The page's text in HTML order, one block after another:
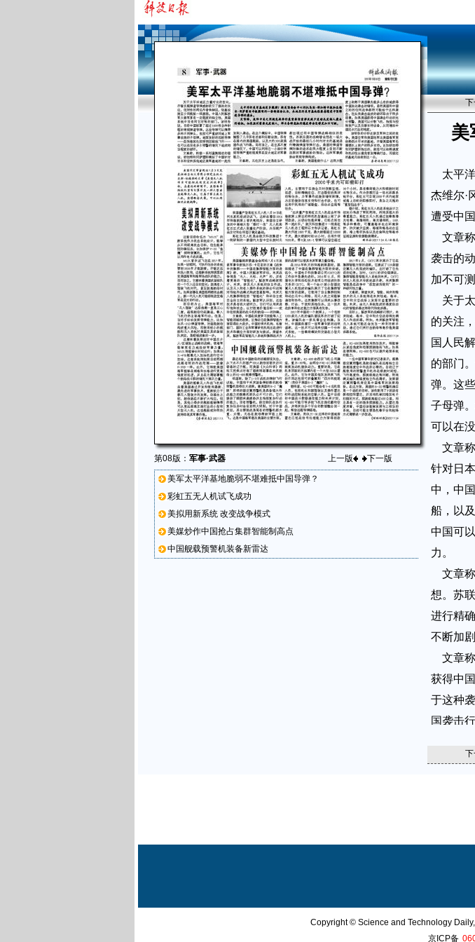
第08版： 军事·武器 上一版 下一版
美军太平洋基地脆弱不堪难抵中国导弹？
彩虹五无人机试飞成功
美拟用新系统 改变战争模式
美媒炒作中国抢占集群智能制高点
中国舰载预警机装备新雷达
美
太平洋
杰维尔·
遭受中
文章称
袭击的
加不可测
关于太
的关注
国人民
的部门
弹。这
子母弹
可以在
文章称
针对日
中，中
船，以
中国可
力。
文章称
想。苏
进行精
不断加
文章称
获得中
于这种
国袭击
该报告
参考消
Copyright © Science and Technology
京ICP备